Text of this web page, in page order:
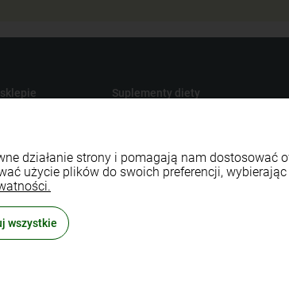
Suplementy diety
Naturalne witaminy i minerały
działanie strony i pomagają nam dostosować
użycie plików do swoich preferencji,
wszystkie